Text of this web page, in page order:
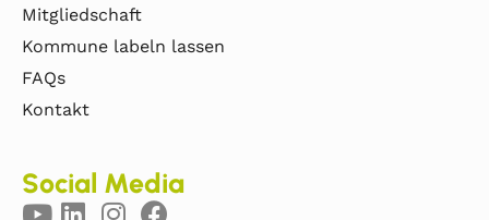
Mitgliedschaft
Kommune labeln lassen
FAQs
Kontakt
Social Media